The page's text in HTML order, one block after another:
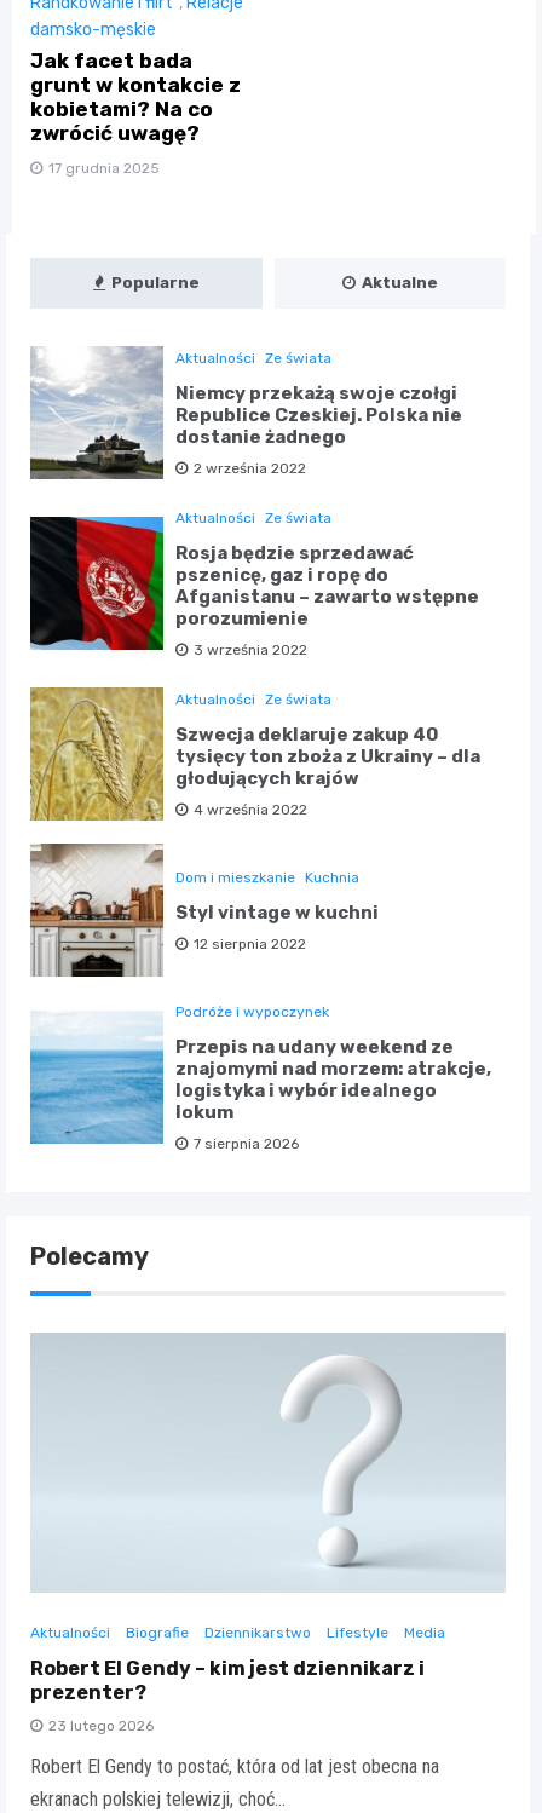
damsko-męskie
Jak facet bada
grunt w kontakcie z
kobietami? Na co
zwrócić uwagę?
17 grudnia 2025
Popularne Aktualne
Aktualności Ze świata
Niemcy przekażą swoje czołgi
Republice Czeskiej. Polska nie
dostanie żadnego
2 września 2022
Aktualności Ze świata
Rosja będzie sprzedawać
pszenicę, gaz i ropę do
Afganistanu – zawarto wstępne
porozumienie
3 września 2022
Aktualności Ze świata
Szwecja deklaruje zakup 40
tysięcy ton zboża z Ukrainy – dla
głodujących krajów
4 września 2022
Dom i mieszkanie Kuchnia
Styl vintage w kuchni
12 sierpnia 2022
Podróże i wypoczynek
Przepis na udany weekend ze
znajomymi nad morzem: atrakcje,
logistyka i wybór idealnego
lokum
7 sierpnia 2026
Polecamy
Aktualności Biografie Dziennikarstwo Lifestyle Media
Robert El Gendy – kim jest dziennikarz i
prezenter?
23 lutego 2026
Robert El Gendy to postać, która od lat jest obecna na
ekranach polskiej telewizji, choć…